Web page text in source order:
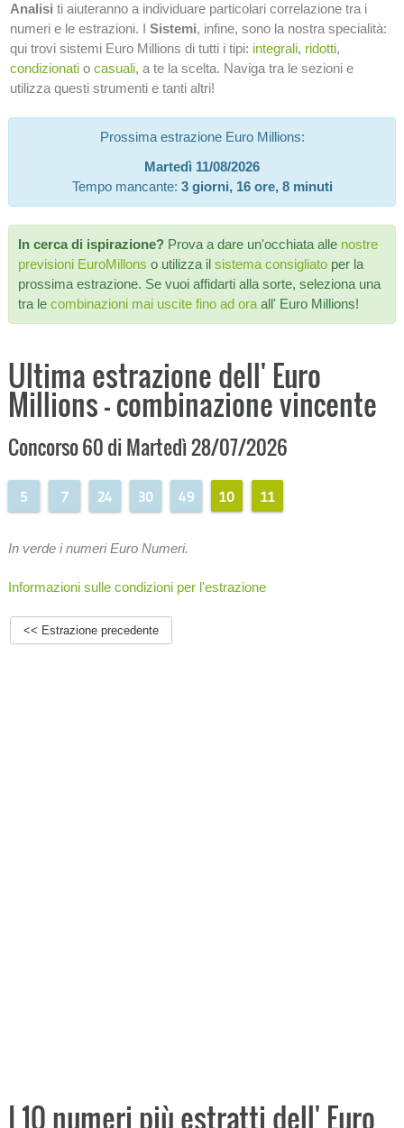
Analisi ti aiuteranno a individuare particolari correlazione tra i
numeri e le estrazioni. I Sistemi, infine, sono la nostra specialità:
qui trovi sistemi Euro Millions di tutti i tipi: integrali, ridotti,
condizionati o casuali, a te la scelta. Naviga tra le sezioni e
utilizza questi strumenti e tanti altri!
Prossima estrazione Euro Millions:
Martedì 11/08/2026
Tempo mancante: 3 giorni, 16 ore, 8 minuti
In cerca di ispirazione? Prova a dare un'occhiata alle nostre
previsioni EuroMillons o utilizza il sistema consigliato per la
prossima estrazione. Se vuoi affidarti alla sorte, seleziona una
tra le combinazioni mai uscite fino ad ora all' Euro Millions!
Ultima estrazione dell' Euro
Millions - combinazione vincente
Concorso 60 di Martedì 28/07/2026
5 7 24 30 49 10 11
In verde i numeri Euro Numeri.
Informazioni sulle condizioni per l'estrazione
<< Estrazione precedente
I 10 numeri più estratti dell' Euro